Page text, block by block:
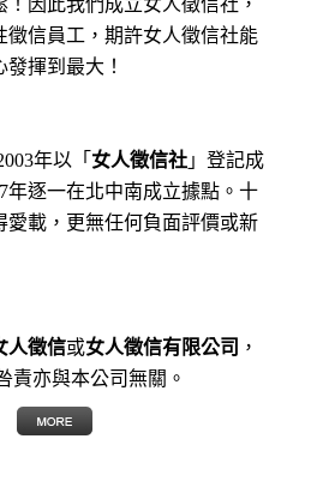
因此我們成立女人徵信社，
徵信員工，期許女人徵信社能
發揮到最大 ！
年以「 女人徵信社 」登記成
年逐一在北中南成立據點。十
愛載，更無任何負面評價或新
人徵信或女人徵信有限公司 ，
責亦與本公司無關。